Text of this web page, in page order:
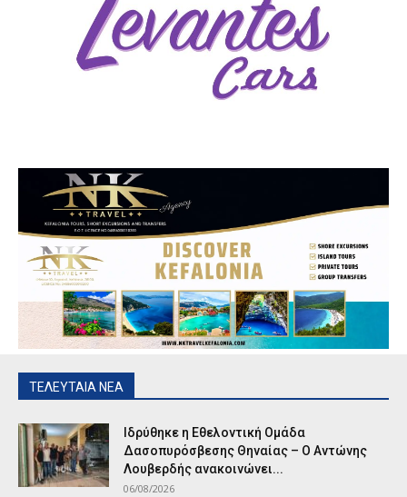
ΤΕΛΕΥΤΑΙΑ ΝΕΑ
Ιδρύθηκε η Εθελοντική Ομάδα
Δασοπυρόσβεσης Θηναίας – Ο Αντώνης
Λουβερδής ανακοινώνει...
06/08/2026